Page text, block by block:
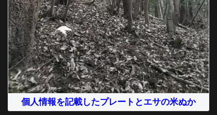
個人情報を記載したプレートとエサの米ぬか